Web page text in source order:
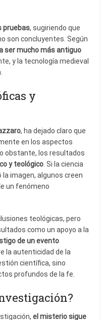
pruebas, sugiriendo que
son concluyentes. Según
ser mucho más antiguo
y la tecnología medieval
y
, ha dejado claro que
en los aspectos
obstante, los resultados
y teológico . Si la ciencia
imagen, algunos creen
un fenómeno
teológicas, pero
como un apoyo a la
de un evento
la autenticidad de la
científica, sino
profundos de la fe.
el misterio sigue